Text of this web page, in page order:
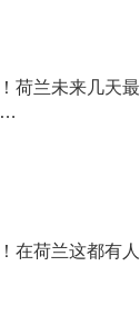
荷兰未来几天最
…
在荷兰这都有人